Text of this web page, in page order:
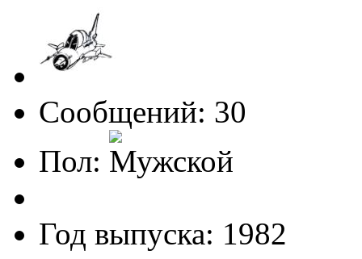
Сообщений: 30
Пол:
Год выпуска: 1982